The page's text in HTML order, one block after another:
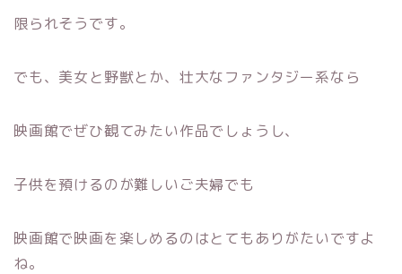
限られそうです。
でも、美女と野獣とか、壮大なファンタジー系なら
映画館でぜひ観てみたい作品でしょうし、
子供を預けるのが難しいご夫婦でも
映画館で映画を楽しめるのはとてもありがたいですよ
ね。